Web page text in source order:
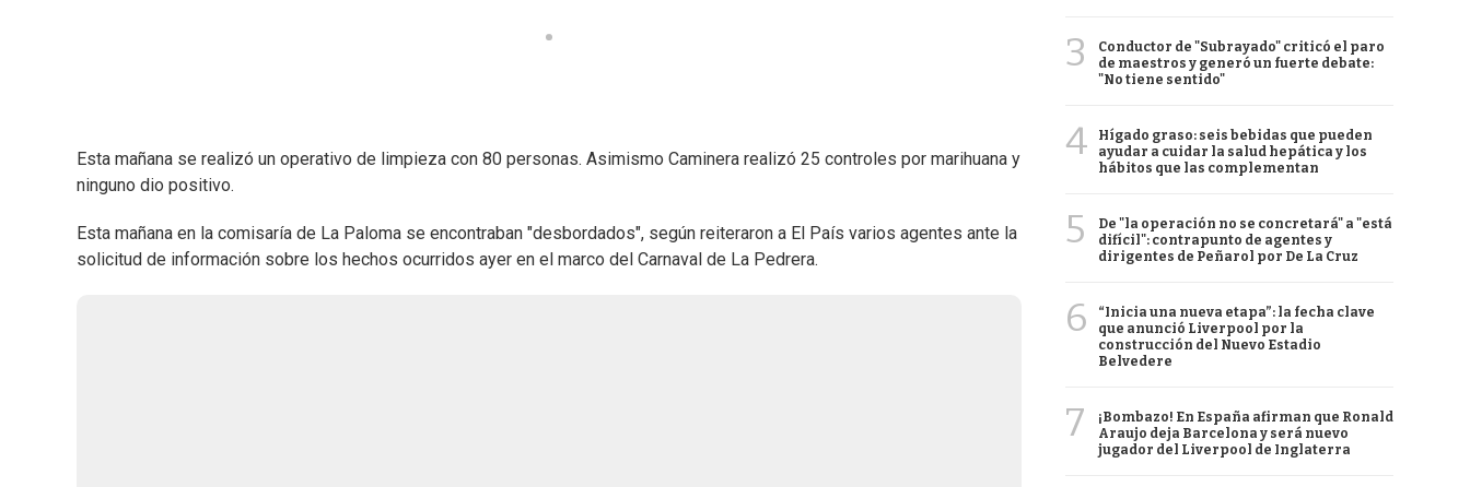
Esta mañana se realizó un operativo de limpieza con 80 personas. Asimismo Caminera realizó 25 controles por marihuana y
ninguno dio positivo.
Esta mañana en la comisaría de La Paloma se encontraban "desbordados", según reiteraron a El País varios agentes ante la
solicitud de información sobre los hechos ocurridos ayer en el marco del Carnaval de La Pedrera.
3
Conductor de "Subrayado" criticó el paro
de maestros y generó un fuerte debate:
"No tiene sentido"
4
Hígado graso: seis bebidas que pueden
ayudar a cuidar la salud hepática y los
hábitos que las complementan
5
De "la operación no se concretará" a "está
difícil": contrapunto de agentes y
dirigentes de Peñarol por De La Cruz
6
“Inicia una nueva etapa”: la fecha clave
que anunció Liverpool por la
construcción del Nuevo Estadio
Belvedere
7
¡Bombazo! En España afirman que Ronald
Araujo deja Barcelona y será nuevo
jugador del Liverpool de Inglaterra